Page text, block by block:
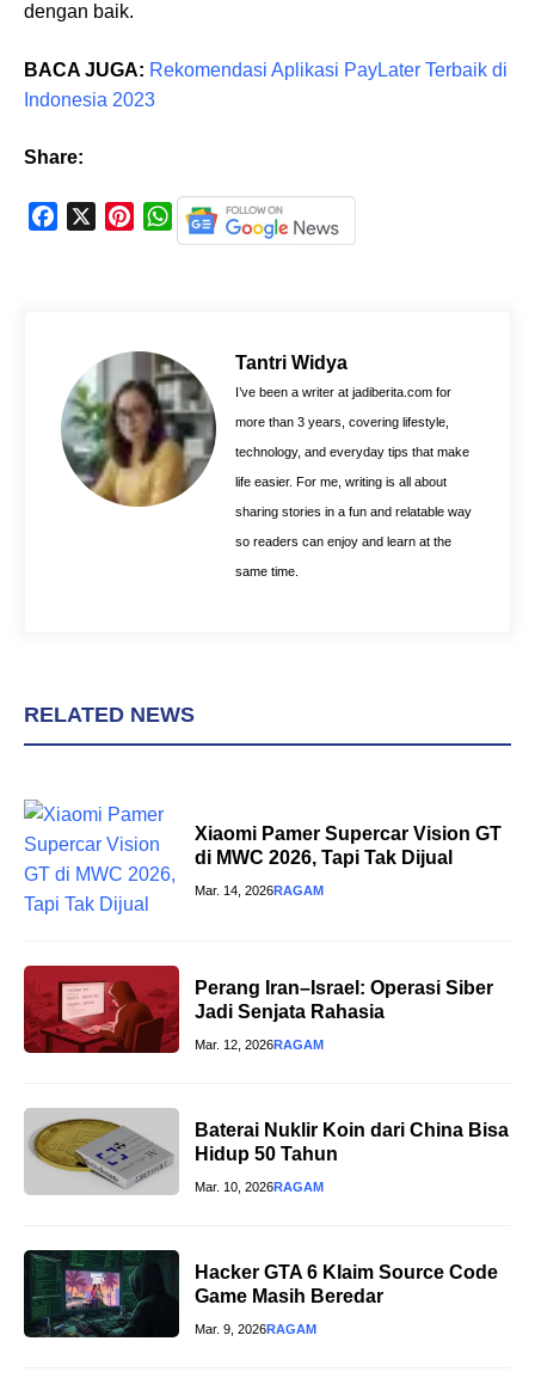
dengan baik.
BACA JUGA: Rekomendasi Aplikasi PayLater Terbaik di
Indonesia 2023
Share:
k
e
s
t
W
h
A
p
p
Tantri Widya
I’ve been a writer at jadiberita.com for
more than 3 years, covering lifestyle,
technology, and everyday tips that make
life easier. For me, writing is all about
sharing stories in a fun and relatable way
so readers can enjoy and learn at the
same time.
RELATED NEWS
Xiaomi Pamer Supercar Vision GT
di MWC 2026, Tapi Tak Dijual
Mar. 14, 2026RAGAM
Perang Iran–Israel: Operasi Siber
Jadi Senjata Rahasia
Mar. 12, 2026RAGAM
Baterai Nuklir Koin dari China Bisa
Hidup 50 Tahun
Mar. 10, 2026RAGAM
Hacker GTA 6 Klaim Source Code
Game Masih Beredar
Mar. 9, 2026RAGAM